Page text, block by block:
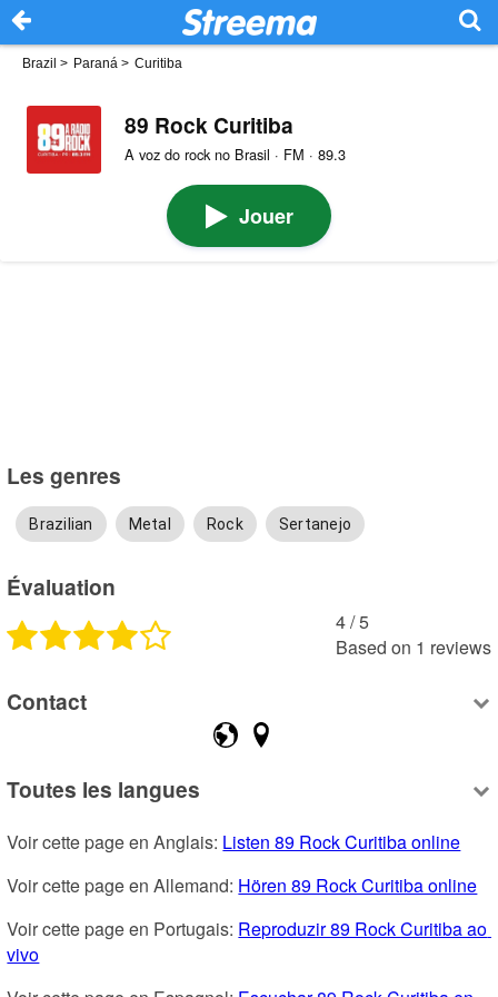
Brazil > Paraná > Curitiba
89 Rock Curitiba
A voz do rock no Brasil · FM · 89.3
Jouer
Les genres
Brazilian Metal Rock Sertanejo
Évaluation
4 /5
Based on 1 reviews
Contact
Toutes les langues
Voir cette page en Anglais: Listen 89 Rock Curitiba online
Voir cette page en Allemand: Hören 89 Rock Curitiba online
Voir cette page en Portugais: Reproduzir 89 Rock Curitiba ao
vivo